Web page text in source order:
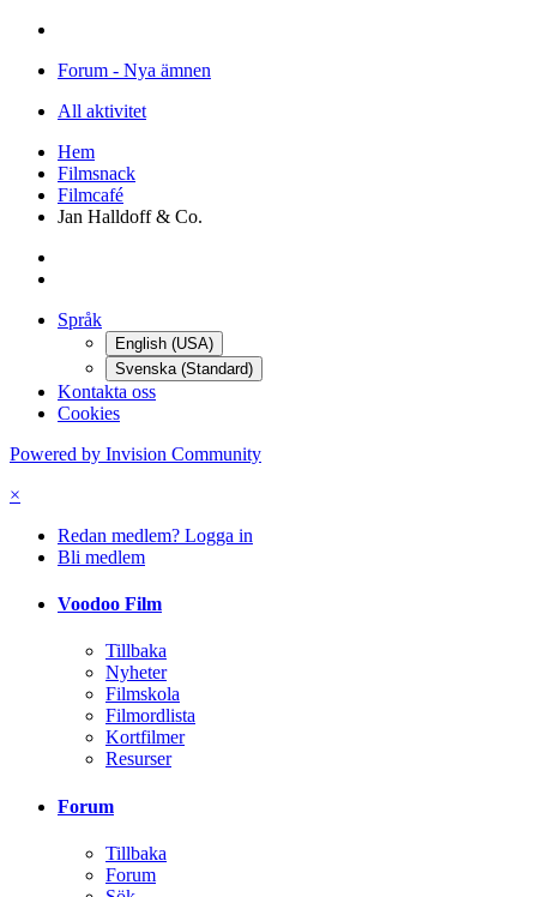
Forum - Nya ämnen
All aktivitet
Hem
Filmsnack
Filmcafé
Jan Halldoff & Co.
Språk
English (USA)
Svenska (Standard)
Kontakta oss
Cookies
Powered by Invision Community
×
Redan medlem? Logga in
Bli medlem
Voodoo Film
Tillbaka
Nyheter
Filmskola
Filmordlista
Kortfilmer
Resurser
Forum
Tillbaka
Forum